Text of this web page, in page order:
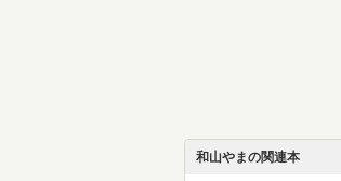
和山やまの関連本